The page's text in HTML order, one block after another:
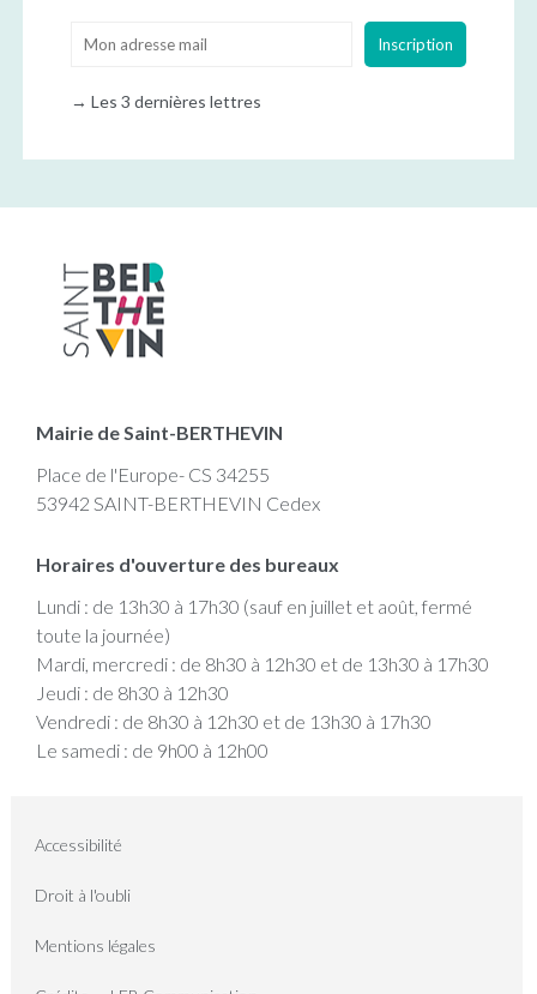
→ Les 3 dernières lettres
Mairie de Saint-BERTHEVIN
Place de l'Europe- CS 34255
53942 SAINT-BERTHEVIN Cedex
Horaires d'ouverture des bureaux
Lundi : de 13h30 à 17h30 (sauf en juillet et août, fermé
toute la journée)
Mardi, mercredi : de 8h30 à 12h30 et de 13h30 à 17h30
Jeudi : de 8h30 à 12h30
Vendredi : de 8h30 à 12h30 et de 13h30 à 17h30
Le samedi : de 9h00 à 12h00
Accessibilité
Droit à l'oubli
Mentions légales